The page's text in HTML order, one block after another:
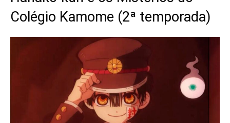
Colégio Kamome (2ª temporada)